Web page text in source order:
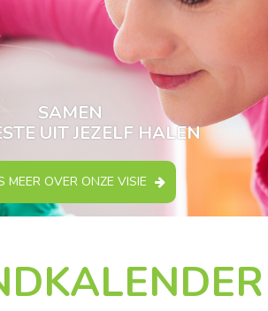
SAMEN
UIT JEZELF HALEN
MEER OVER ONZE VISIE